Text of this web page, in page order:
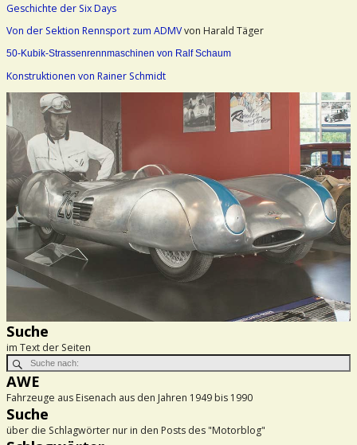
Geschichte der Six Days
Von der Sektion Rennsport zum ADMVvon Harald Täger
50-Kubik-Strassenrennmaschinen von Ralf Schaum
Konstruktionen von Rainer Schmidt
Suche
im Text der Seiten
AWE
Fahrzeuge aus Eisenach aus den Jahren 1949 bis 1990
Suche
über die Schlagwörter nur in den Posts des "Motorblog"